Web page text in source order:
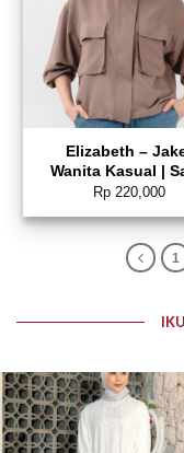
Elizabeth –
Wanita Kasual |
Depan 0559-3619
Rp220,000
1